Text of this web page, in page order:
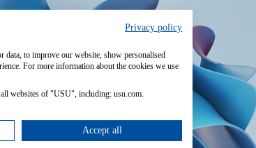
Privacy policy
data, to improve our website, show personalised
For more information about the cookies we use
websites of "USU", including: usu.com.
Accept all